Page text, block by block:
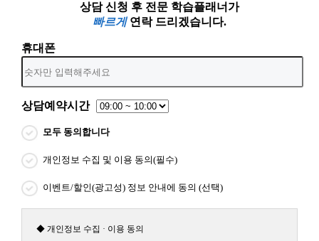
상담 신청 후 전문 학습플래너가
빠르게연락 드리겠습니다.
휴대폰
상담예약시간
모두 동의합니다
개인정보 수집 및 이용 동의(필수)
이벤트/할인(광고성) 정보 안내에 동의 (선택)
◆ 개인정보 수집 · 이용 동의